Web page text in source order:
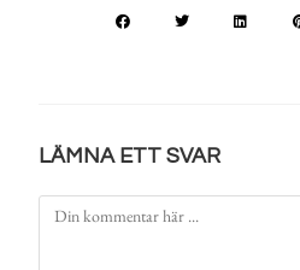
LÄMNA ETT SVAR